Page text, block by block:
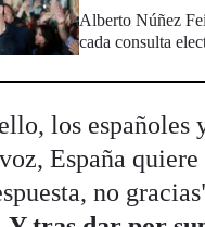
Alberto Núñez
cada consulta
los españoles
España
no